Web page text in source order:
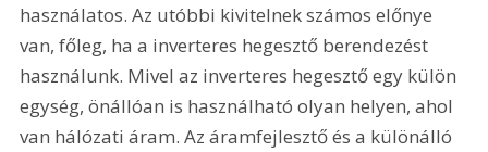
használatos. Az utóbbi kivitelnek számos előnye
van, főleg, ha a inverteres hegesztő berendezést
használunk. Mivel az inverteres hegesztő egy külön
egység, önállóan is használható olyan helyen, ahol
van hálózati áram. Az áramfejlesztő és a különálló